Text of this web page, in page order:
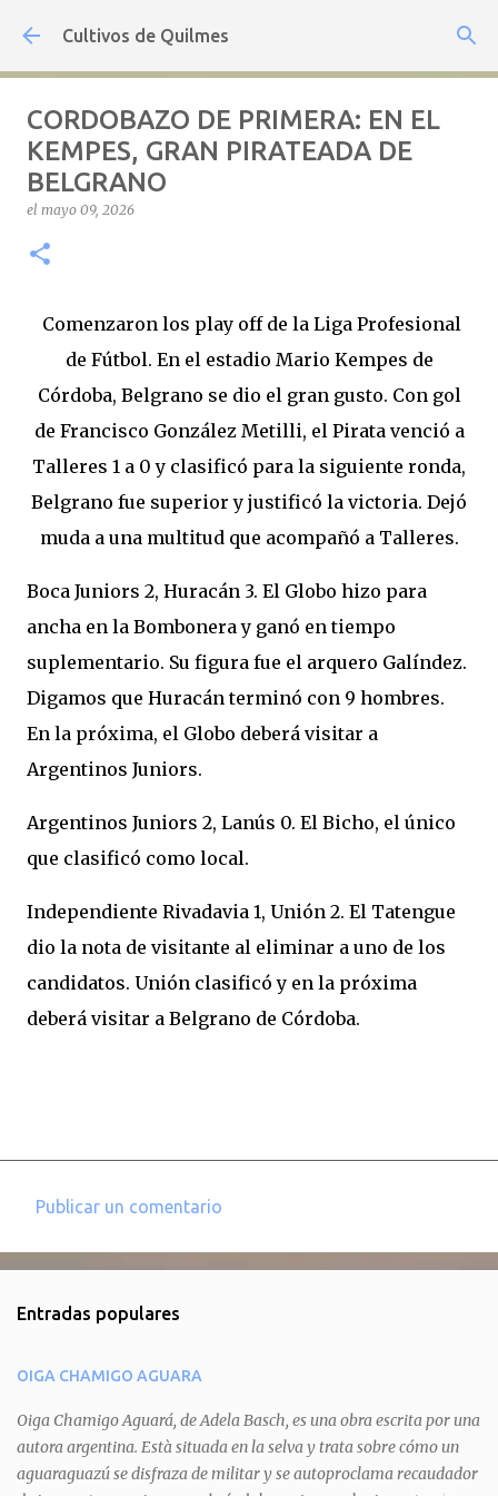
Ir al contenido principal
Cultivos de Quilmes
CORDOBAZO DE PRIMERA: EN EL
KEMPES, GRAN PIRATEADA DE
BELGRANO
el mayo 09, 2026
Comenzaron los play off de la Liga Profesional
de Fútbol. En el estadio Mario Kempes de
Córdoba, Belgrano se dio el gran gusto. Con gol
de Francisco González Metilli, el Pirata venció a
Talleres 1 a 0 y clasificó para la siguiente ronda,
Belgrano fue superior y justificó la victoria. Dejó
muda a una multitud que acompañó a Talleres.
Boca Juniors 2, Huracán 3. El Globo hizo para
ancha en la Bombonera y ganó en tiempo
suplementario. Su figura fue el arquero Galíndez.
Digamos que Huracán terminó con 9 hombres.
En la próxima, el Globo deberá visitar a
Argentinos Juniors.
Argentinos Juniors 2, Lanús 0. El Bicho, el único
que clasificó como local.
Independiente Rivadavia 1, Unión 2. El Tatengue
dio la nota de visitante al eliminar a uno de los
candidatos. Unión clasificó y en la próxima
deberá visitar a Belgrano de Córdoba.
e
t
a
r
i
Publicar un comentario
Entradas populares
OIGA CHAMIGO AGUARA
Oiga Chamigo Aguará, de Adela Basch, es una obra escrita por una
autora argentina. Està situada en la selva y trata sobre cómo un
aguaraguazú se disfraza de militar y se autoproclama recaudador